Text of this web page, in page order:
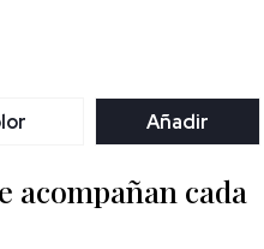
Añadir
acompañan cada